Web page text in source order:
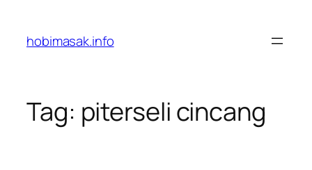
content
hobimasak.info
Tag: piterseli cincang